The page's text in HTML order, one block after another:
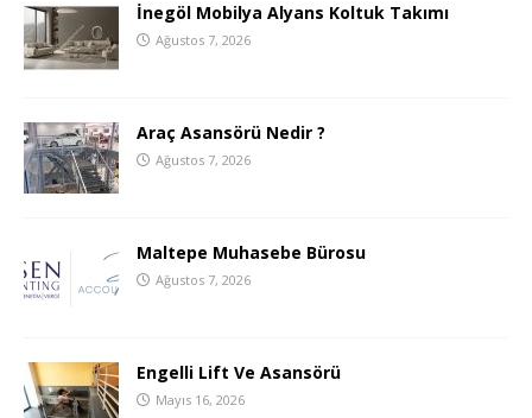
İnegöl Mobilya Alyans Koltuk Takımı
Ağustos 7, 2026
Araç Asansörü Nedir ?
Ağustos 7, 2026
Maltepe Muhasebe Bürosu
Ağustos 7, 2026
Engelli Lift Ve Asansörü
Mayıs 16, 2026